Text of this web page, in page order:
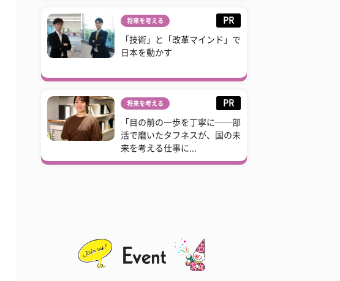
将来を考える PR
「技術」と「改革マインド」で
日本を動かす
将来を考える PR
「目の前の一歩を丁寧に──部
活で磨いたタフネスが、国の未
来を考える仕事に...